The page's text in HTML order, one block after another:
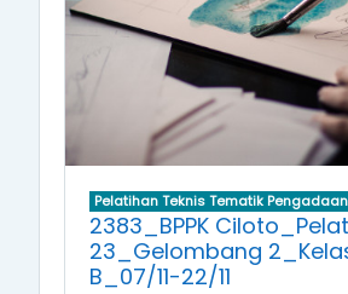
Pelatihan Teknis Tematik
2383_BPPK
23_Gelombang
B_07/11-22/11